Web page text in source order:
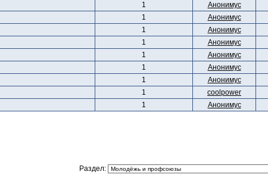
1 Анонимус
1 Анонимус
1 Анонимус
1 Анонимус
1 Анонимус
1 Анонимус
1 Анонимус
1 coolpower
1 Анонимус
Раздел: